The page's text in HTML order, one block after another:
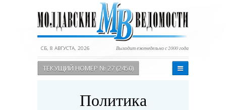
СБ, 8 АВГУСТА, 2026 Выходит еженедельно с 2000 года
ТЕКУЩИЙ НОМЕР № 27 (2450)
Политика